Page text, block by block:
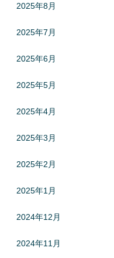
2025年8月
2025年7月
2025年6月
2025年5月
2025年4月
2025年3月
2025年2月
2025年1月
2024年12月
2024年11月